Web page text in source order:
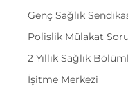
Genç Sağlık
Polislik Mülakat
2 Yıllık Sağlık
İşitme Merkezi